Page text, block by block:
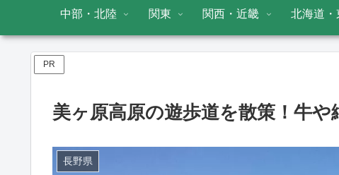
中部・北陸 関東 関西・近畿 北海道・
PR
美ヶ原高原の遊歩道を散策！牛
長野県